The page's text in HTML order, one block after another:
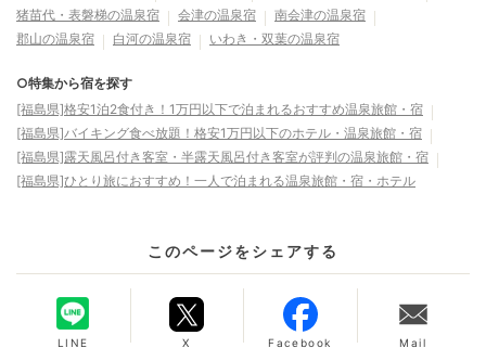
猪苗代・表磐梯の温泉宿
会津の温泉宿
南会津の温泉宿
郡山の温泉宿
白河の温泉宿 いわき・双葉の温泉宿
○特集から宿を探す
[福島県]格安1泊2食付き！1万円以下で泊まれるおすすめ温泉旅館・宿
[福島県]バイキング食べ放題！格安1万円以下のホテル・温泉旅館・宿
[福島県]露天風呂付き客室・半露天風呂付き客室が評判の温泉旅館・宿
[福島県]ひとり旅におすすめ！一人で泊まれる温泉旅館・宿・ホテル
このページをシェアする
LINE X Facebook Mail